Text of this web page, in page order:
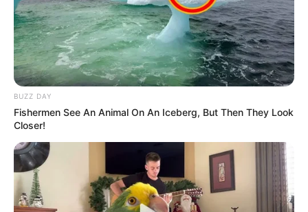
BUZZ DAY
Fishermen See An Animal On An Iceberg, But Then They Look
Closer!